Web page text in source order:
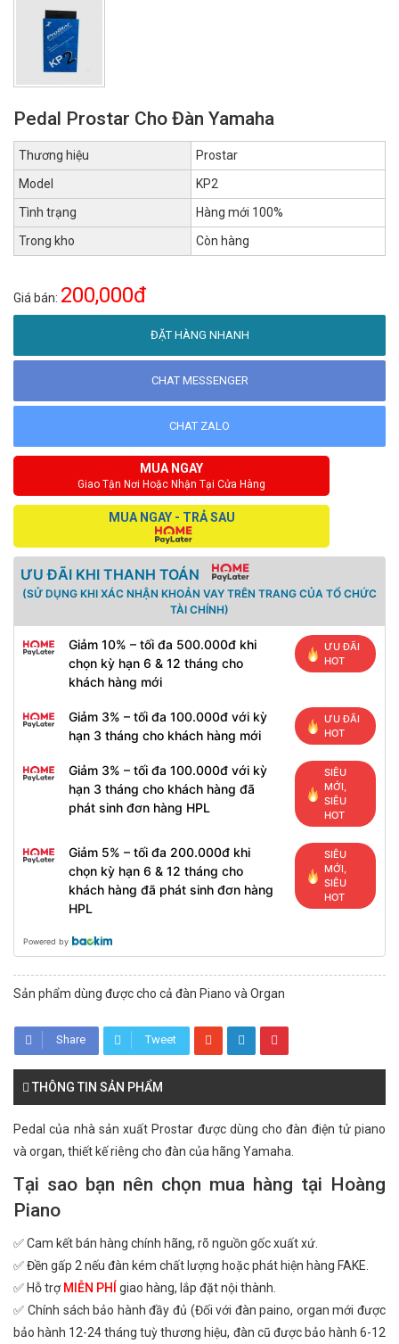
Pedal Prostar Cho Đàn Yamaha
Thương hiệu
Prostar
Model
KP2
Tình trạng
Hàng mới 100%
Trong kho
Còn hàng
Giá bán: 200,000đ
ĐẶT HÀNG NHANH
CHAT MESSENGER
CHAT ZALO
MUA NGAY
Giao Tận Nơi Hoặc Nhận Tại Cửa Hàng
MUA NGAY - TRẢ SAU
ƯU ĐÃI KHI THANH TOÁN
(SỬ DỤNG KHI XÁC NHẬN KHOẢN VAY TRÊN TRANG CỦA TỔ CHỨC
TÀI CHÍNH)
Giảm 10% – tối đa 500.000đ khi
chọn kỳ hạn 6 & 12 tháng cho
khách hàng mới
ƯU ĐÃI
HOT
Giảm 3% – tối đa 100.000đ với kỳ
hạn 3 tháng cho khách hàng mới
ƯU ĐÃI
HOT
Giảm 3% – tối đa 100.000đ với kỳ
hạn 3 tháng cho khách hàng đã
phát sinh đơn hàng HPL
SIÊU
MỚI,
SIÊU
HOT
Giảm 5% – tối đa 200.000đ khi
chọn kỳ hạn 6 & 12 tháng cho
khách hàng đã phát sinh đơn hàng
HPL
SIÊU
MỚI,
SIÊU
HOT
Powered by
Sản phẩm dùng được cho cả đàn Piano và Organ
Share Tweet
THÔNG TIN SẢN PHẨM
Pedal của nhà sản xuất Prostar được dùng cho đàn điện tử piano
và organ, thiết kế riêng cho đàn của hãng Yamaha.
Tại sao bạn nên chọn mua hàng tại Hoàng
Piano
✅ Cam kết bán hàng chính hãng, rõ nguồn gốc xuất xứ.
✅ Đền gấp 2 nếu đàn kém chất lượng hoặc phát hiện hàng FAKE.
✅ Hỗ trợ MIỄN PHÍ giao hàng, lắp đặt nội thành.
✅ Chính sách bảo hành đầy đủ (Đối với đàn paino, organ mới được
bảo hành 12-24 tháng tuỳ thương hiệu, đàn cũ được bảo hành 6-12